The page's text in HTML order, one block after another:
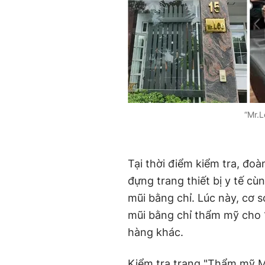
Tại thời điểm kiểm tra,
đựng trang thiết bị y tế
mũi bằng chỉ. Lúc này, cơ
mũi bằng chỉ thẩm mỹ
hàng khác.